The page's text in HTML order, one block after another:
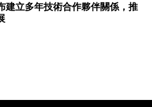
建立多年技術合作夥伴關係，推